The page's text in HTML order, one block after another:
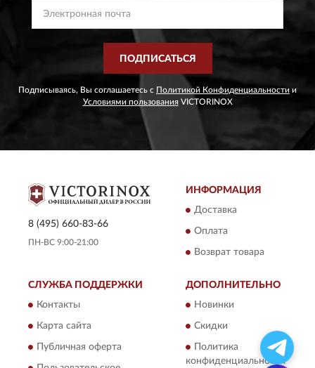
ПОДПИСАТЬСЯ
Подписываясь, Вы соглашаетесь с Политикой Конфиденциальности и
Условиями пользованияVICTORINOX
8 (495) 660-83-66
ПН-ВС 9:00-21:00
ИНФОРМАЦИЯ
Доставка
Оплата
Возврат товара
СЛУЖБА ПОДДЕРЖКИ
Контакты
Карта сайта
Публичная оферта
ДОПОЛНИТЕЛЬНО
Новинки
Скидки
Политика
конфиденциальности